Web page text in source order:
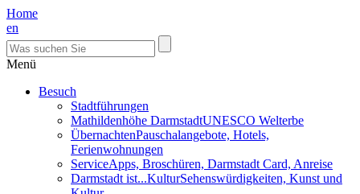
Home
en
Menü
Besuch
Stadtführungen
Mathildenhöhe DarmstadtUNESCO Welterbe
ÜbernachtenPauschalangebote, Hotels,
Ferienwohnungen
ServiceApps, Broschüren, Darmstadt Card, Anreise
Darmstadt ist...KulturSehenswürdigkeiten, Kunst und